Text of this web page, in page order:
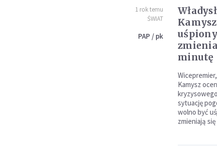
1 rok temu
ŚWIAT
PAP / pk
minutę
Kamysz
sytuację
wolno być
zmieniają